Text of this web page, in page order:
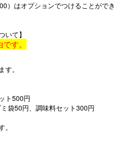
）はオプションでつけることができ
いて】
す。
。
ト500円
袋50円、調味料セット300円